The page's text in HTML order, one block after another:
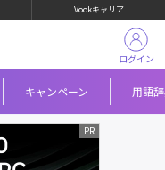
Vookキャリア
キャンペーン 用語
ログイン